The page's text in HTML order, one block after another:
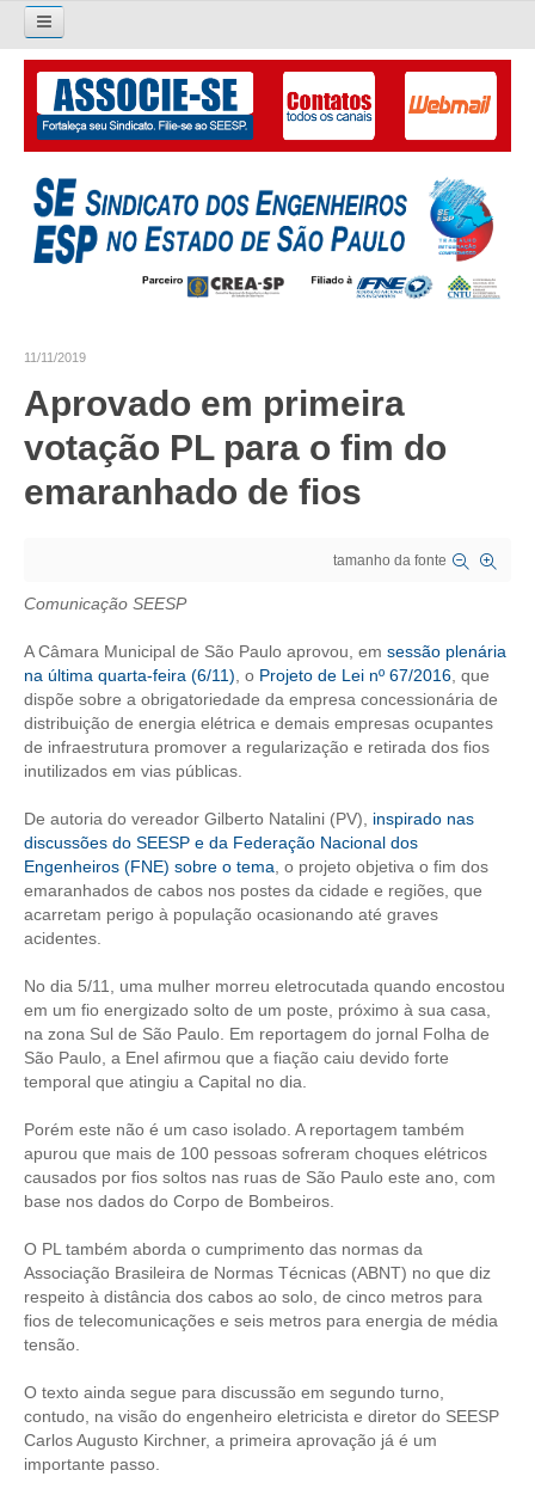
Pesquisar...
O SINDICATO
APRESENTAÇÃO
PALAVRA DO PRESIDENTE
SUBSEDES SINDICAIS
GALERIA EX-PRESIDENTES
HISTÓRICO E ATUAÇÃO
COMPOSIÇÃO
CONSELHOS ASSESSORES
PERSONALIDADES DA TECNOLOGIA
NÚCLEO DA MULHER ENGENHEIRA
TRANSPARÊNCIA
CONSULTORIA
ACORDOS, CONVENÇÕES E DISSÍDIOS
CONTRIBUIÇÃO ASSISTENCIAL
CONTRIBUIÇÃO ASSOCIATIVA OU ANUIDADE DE SÓCIO
CONTRIBUIÇÃO SINDICAL URBANA
REVISÃO DE APOSENTADORIA
FGTS CORREÇÃO
LEGISLAÇÃO
11/11/2019
Aprovado em primeira
votação PL para o fim do
emaranhado de fios
tamanho da fonte
Comunicação SEESP
A Câmara Municipal de São Paulo aprovou, em sessão plenária
na última quarta-feira (6/11), o Projeto de Lei nº 67/2016, que
dispõe sobre a obrigatoriedade da empresa concessionária de
distribuição de energia elétrica e demais empresas ocupantes
de infraestrutura promover a regularização e retirada dos fios
inutilizados em vias públicas.
De autoria do vereador Gilberto Natalini (PV), inspirado nas
discussões do SEESP e da Federação Nacional dos
Engenheiros (FNE) sobre o tema, o projeto objetiva o fim dos
emaranhados de cabos nos postes da cidade e regiões, que
acarretam perigo à população ocasionando até graves
acidentes.
No dia 5/11, uma mulher morreu eletrocutada quando encostou
em um fio energizado solto de um poste, próximo à sua casa,
na zona Sul de São Paulo. Em reportagem do jornal Folha de
São Paulo, a Enel afirmou que a fiação caiu devido forte
temporal que atingiu a Capital no dia.
Porém este não é um caso isolado. A reportagem também
apurou que mais de 100 pessoas sofreram choques elétricos
causados por fios soltos nas ruas de São Paulo este ano, com
base nos dados do Corpo de Bombeiros.
O PL também aborda o cumprimento das normas da
Associação Brasileira de Normas Técnicas (ABNT) no que diz
respeito à distância dos cabos ao solo, de cinco metros para
fios de telecomunicações e seis metros para energia de média
tensão.
O texto ainda segue para discussão em segundo turno,
contudo, na visão do engenheiro eletricista e diretor do SEESP
Carlos Augusto Kirchner, a primeira aprovação já é um
importante passo.